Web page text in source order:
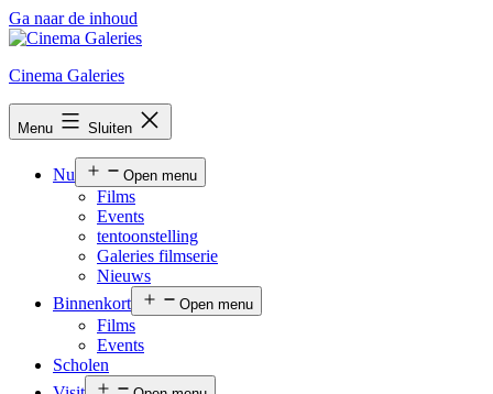
Ga naar de inhoud
Cinema Galeries
Menu Sluiten
Nu Open menu
Films
Events
tentoonstelling
Galeries filmserie
Nieuws
Binnenkort
Open menu
Films
Events
Scholen